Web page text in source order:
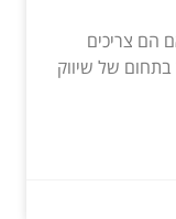
הם צריכים
של שיווק